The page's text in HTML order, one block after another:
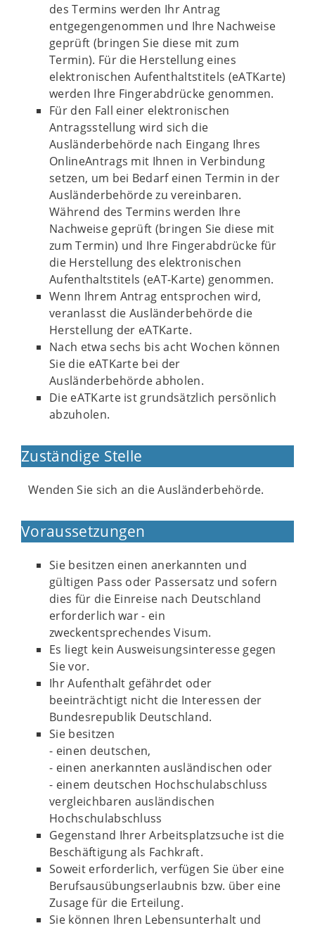
des Termins werden Ihr Antrag
entgegengenommen und Ihre Nachweise
geprüft (bringen Sie diese mit zum
Termin). Für die Herstellung eines
elektronischen Aufenthaltstitels (eATKarte)
werden Ihre Fingerabdrücke genommen.
Für den Fall einer elektronischen
Antragsstellung wird sich die
Ausländerbehörde nach Eingang Ihres
OnlineAntrags mit Ihnen in Verbindung
setzen, um bei Bedarf einen Termin in der
Ausländerbehörde zu vereinbaren.
Während des Termins werden Ihre
Nachweise geprüft (bringen Sie diese mit
zum Termin) und Ihre Fingerabdrücke für
die Herstellung des elektronischen
Aufenthaltstitels (eAT-Karte) genommen.
Wenn Ihrem Antrag entsprochen wird,
veranlasst die Ausländerbehörde die
Herstellung der eATKarte.
Nach etwa sechs bis acht Wochen können
Sie die eATKarte bei der
Ausländerbehörde abholen.
Die eATKarte ist grundsätzlich persönlich
abzuholen.
Zuständige Stelle
Wenden Sie sich an die Ausländerbehörde.
Voraussetzungen
Sie besitzen einen anerkannten und
gültigen Pass oder Passersatz und sofern
dies für die Einreise nach Deutschland
erforderlich war - ein
zweckentsprechendes Visum.
Es liegt kein Ausweisungsinteresse gegen
Sie vor.
Ihr Aufenthalt gefährdet oder
beeinträchtigt nicht die Interessen der
Bundesrepublik Deutschland.
Sie besitzen
- einen deutschen,
- einen anerkannten ausländischen oder
- einem deutschen Hochschulabschluss
vergleichbaren ausländischen
Hochschulabschluss
Gegenstand Ihrer Arbeitsplatzsuche ist die
Beschäftigung als Fachkraft.
Soweit erforderlich, verfügen Sie über eine
Berufsausübungserlaubnis bzw. über eine
Zusage für die Erteilung.
Sie können Ihren Lebensunterhalt und